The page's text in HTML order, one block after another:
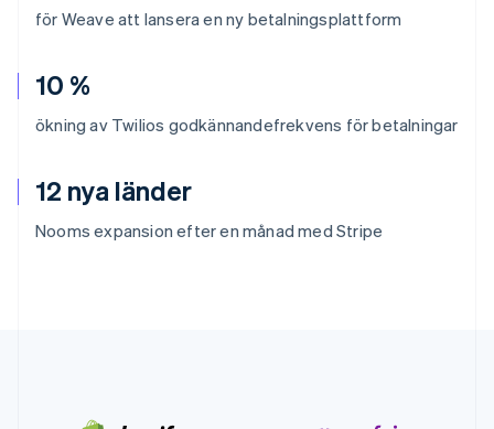
för Weave att lansera en ny betalningsplattform
10 %
ökning av Twilios godkännandefrekvens för betalningar
12 nya länder
Nooms expansion efter en månad med Stripe